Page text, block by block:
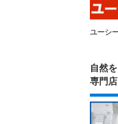
ユーシ
自然
専門店